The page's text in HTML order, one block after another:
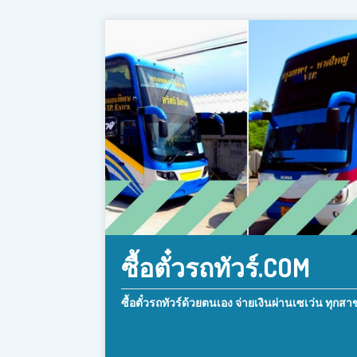
ซื้อตั๋วรถทัวร์.COM
ซื้อตั๋วรถทัวร์ด้วยตนเอง จ่ายเงินผ่านเซเว่น ทุกสา